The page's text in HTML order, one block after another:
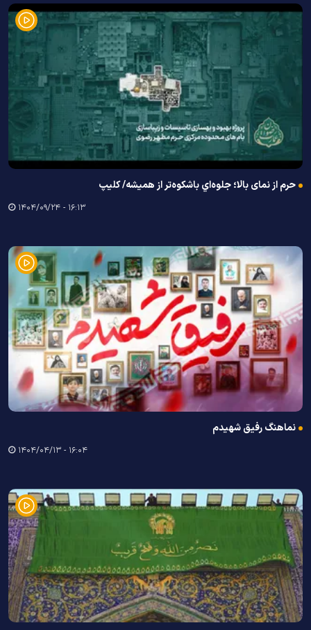
حرم از نمای بالا؛ جلوه‌اي باشكوه‌تر از هميشه/ کلیپ
۱۶:۱۳ - ۱۴۰۴/۰۹/۲۴
نماهنگ رفیق شهیدم
۱۶:۰۴ - ۱۴۰۴/۰۴/۱۳